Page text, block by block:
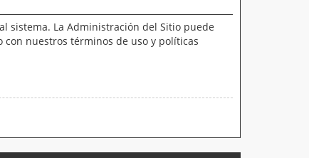
sistema. La Administración del Sitio puede
nuestros términos de uso y políticas